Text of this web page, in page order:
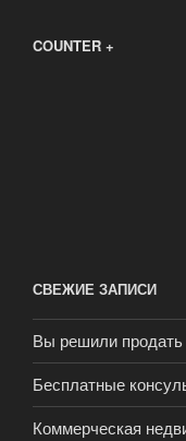
COUNTER +
СВЕЖИЕ ЗАПИСИ
Вы решили
Бесплатные
Коммерческая